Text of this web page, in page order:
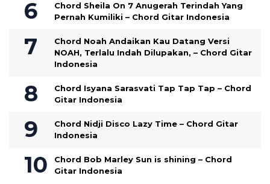
Chord Sheila On 7 Anugerah Terindah Yang
Pernah Kumiliki – Chord Gitar Indonesia
Chord Noah Andaikan Kau Datang Versi
NOAH, Terlalu Indah Dilupakan, – Chord Gitar
Indonesia
Chord Isyana Sarasvati Tap Tap Tap – Chord
Gitar Indonesia
Chord Nidji Disco Lazy Time – Chord Gitar
Indonesia
Chord Bob Marley Sun is shining – Chord
Gitar Indonesia